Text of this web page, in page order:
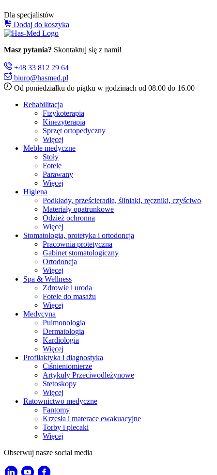
Dla specjalistów
Dodaj do koszyka
Masz pytania? Skontaktuj się z nami!
+48 33 812 29 64
biuro@hasmed.pl
Od poniedziałku do piątku w godzinach od 08.00 do 16.00
Rehabilitacja
Fizykoterapia
Kinezyterapia
Sprzęt ortopedyczny
Więcej
Meble medyczne
Stoły
Fotele
Parawany
Więcej
Higiena
Podkłady, prześcieradła, śliniaki, ręczniki, czyściwo
Materiały opatrunkowe
Odzież ochronna
Więcej
Stomatologia, protetyka i ortodoncja
Pracownia protetyczna
Gabinet stomatologiczny
Ortodoncja
Więcej
Spa & Wellness
Zdrowie i uroda
Fotele do masażu
Więcej
Medycyna
Pulmonologia
Dermatologia
Kardiologia
Więcej
Profilaktyka i diagnostyka
Ciśnieniomierze
Artykuły Przeciwodleżynowe
Stetoskopy
Więcej
Ratownictwo medyczne
Fantomy
Krzesła i materace ewakuacyjne
Torby i plecaki
Więcej
Obserwuj nasze social media